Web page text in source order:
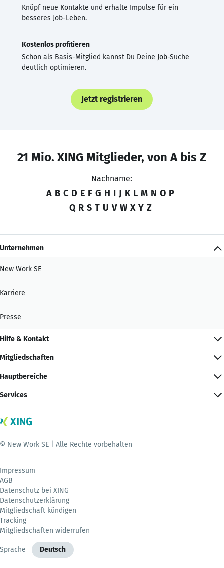
Knüpf neue Kontakte und erhalte Impulse für ein
besseres Job-Leben.
Kostenlos profitieren
Schon als Basis-Mitglied kannst Du Deine Job-Suche
deutlich optimieren.
Jetzt registrieren
21 Mio. XING Mitglieder, von A bis Z
Nachname:
A B C D E F G H I J K L M N O P
Q R S T U V W X Y Z
Unternehmen
New Work SE
Karriere
Presse
Hilfe & Kontakt
Mitgliedschaften
Hauptbereiche
Services
© New Work SE | Alle Rechte vorbehalten
Impressum
AGB
Datenschutz bei XING
Datenschutzerklärung
Mitgliedschaft kündigen
Tracking
Mitgliedschaften widerrufen
Sprache Deutsch